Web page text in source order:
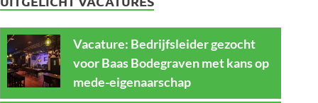
Vacature: Bedrijfsleider gezocht
voor Baas Bodegraven met kans op
mede-eigenaarschap